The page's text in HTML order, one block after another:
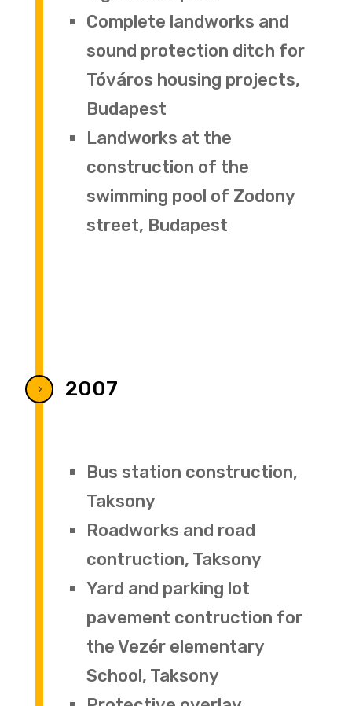
Complete landworks and
sound protection ditch for
Tóváros housing projects,
Budapest
Landworks at the
construction of the
swimming pool of Zodony
street, Budapest
5 2007
Bus station construction,
Taksony
Roadworks and road
contruction, Taksony
Yard and parking lot
pavement contruction for
the Vezér elementary
School, Taksony